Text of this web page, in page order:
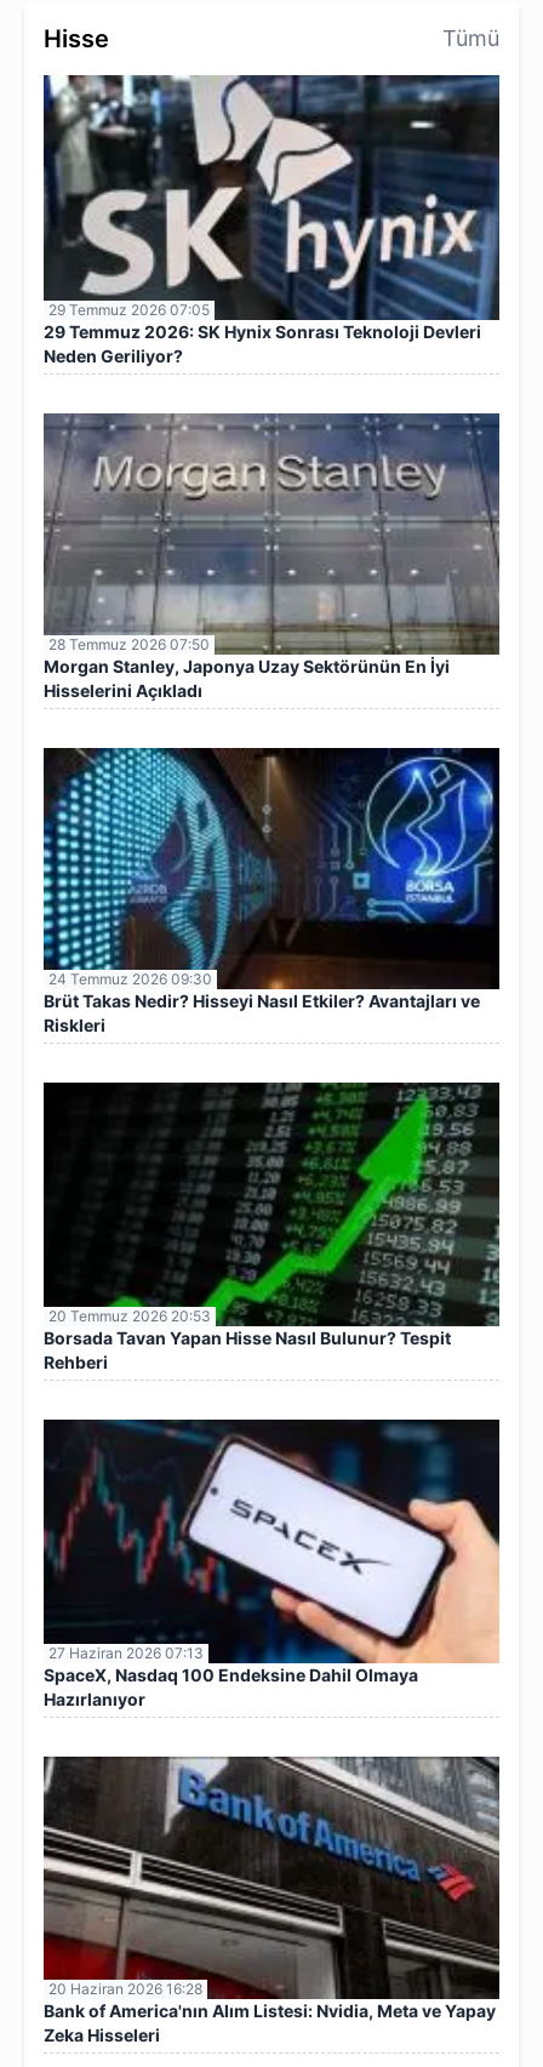
Hisse Tümü
29 Temmuz 2026 07:05
29 Temmuz 2026: SK Hynix Sonrası Teknoloji Devleri
Neden Geriliyor?
28 Temmuz 2026 07:50
Morgan Stanley, Japonya Uzay Sektörünün En İyi
Hisselerini Açıkladı
24 Temmuz 2026 09:30
Brüt Takas Nedir? Hisseyi Nasıl Etkiler? Avantajları ve
Riskleri
20 Temmuz 2026 20:53
Borsada Tavan Yapan Hisse Nasıl Bulunur? Tespit
Rehberi
27 Haziran 2026 07:13
SpaceX, Nasdaq 100 Endeksine Dahil Olmaya
Hazırlanıyor
20 Haziran 2026 16:28
Bank of America'nın Alım Listesi: Nvidia, Meta ve Yapay
Zeka Hisseleri